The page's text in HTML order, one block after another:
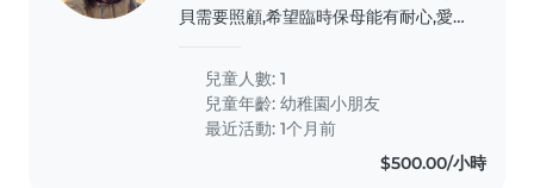
貝需要照顧,希望臨時保母能有耐心,愛
語的夥伴聯繫!
兒童人數: 1
兒童年齡:幼稚園小朋友
最近活動: 1个月前
$500.00/小時